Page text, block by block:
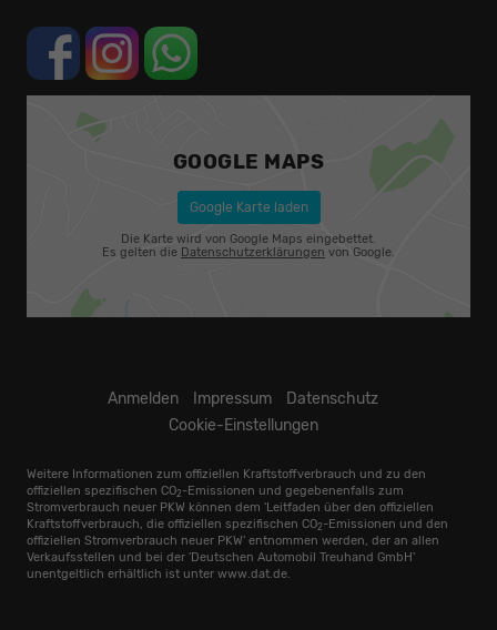
GOOGLE MAPS
Google Karte laden
Die Karte wird von Google Maps eingebettet.
Es gelten die Datenschutzerklärungen von Google.
Anmelden Impressum
Datenschutz
Cookie-Einstellungen
Weitere Informationen zum offiziellen Kraftstoffverbrauch und zu den
offiziellen spezifischen CO2 -Emissionen und gegebenenfalls zum
Stromverbrauch neuer PKW können dem 'Leitfaden über den offiziellen
Kraftstoffverbrauch, die offiziellen spezifischen CO2 -Emissionen und den
offiziellen Stromverbrauch neuer PKW' entnommen werden, der an allen
Verkaufsstellen und bei der 'Deutschen Automobil Treuhand GmbH'
unentgeltlich erhältlich ist unter www.dat.de.